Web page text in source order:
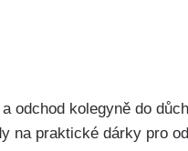
odchod kolegyně do
na praktické dárky pro